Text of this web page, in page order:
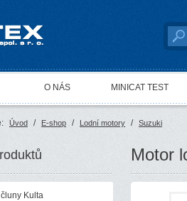
s r. o.
O NÁS MINICAT TEST
Úvod / E-shop / Lodní motory / Suzuki
Kulta
Motor